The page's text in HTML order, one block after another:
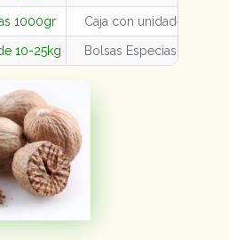
1000gr Caja con unidades
10-25kg Bolsas Especias de 10-